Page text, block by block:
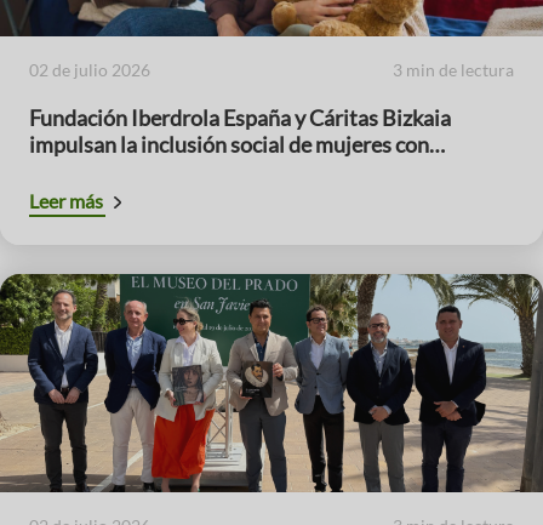
02 de julio 2026 3 min de lectura
Fundación Iberdrola España y Cáritas Bizkaia
impulsan la inclusión social de mujeres con
Leer más